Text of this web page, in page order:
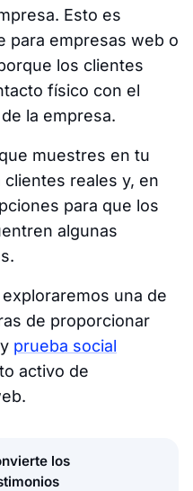
Esto es
para empresas web o
los clientes
físico con el
la empresa.
muestres en tu
reales y, en
para que los
algunas
una de
de proporcionar
prueba social
activo de
los